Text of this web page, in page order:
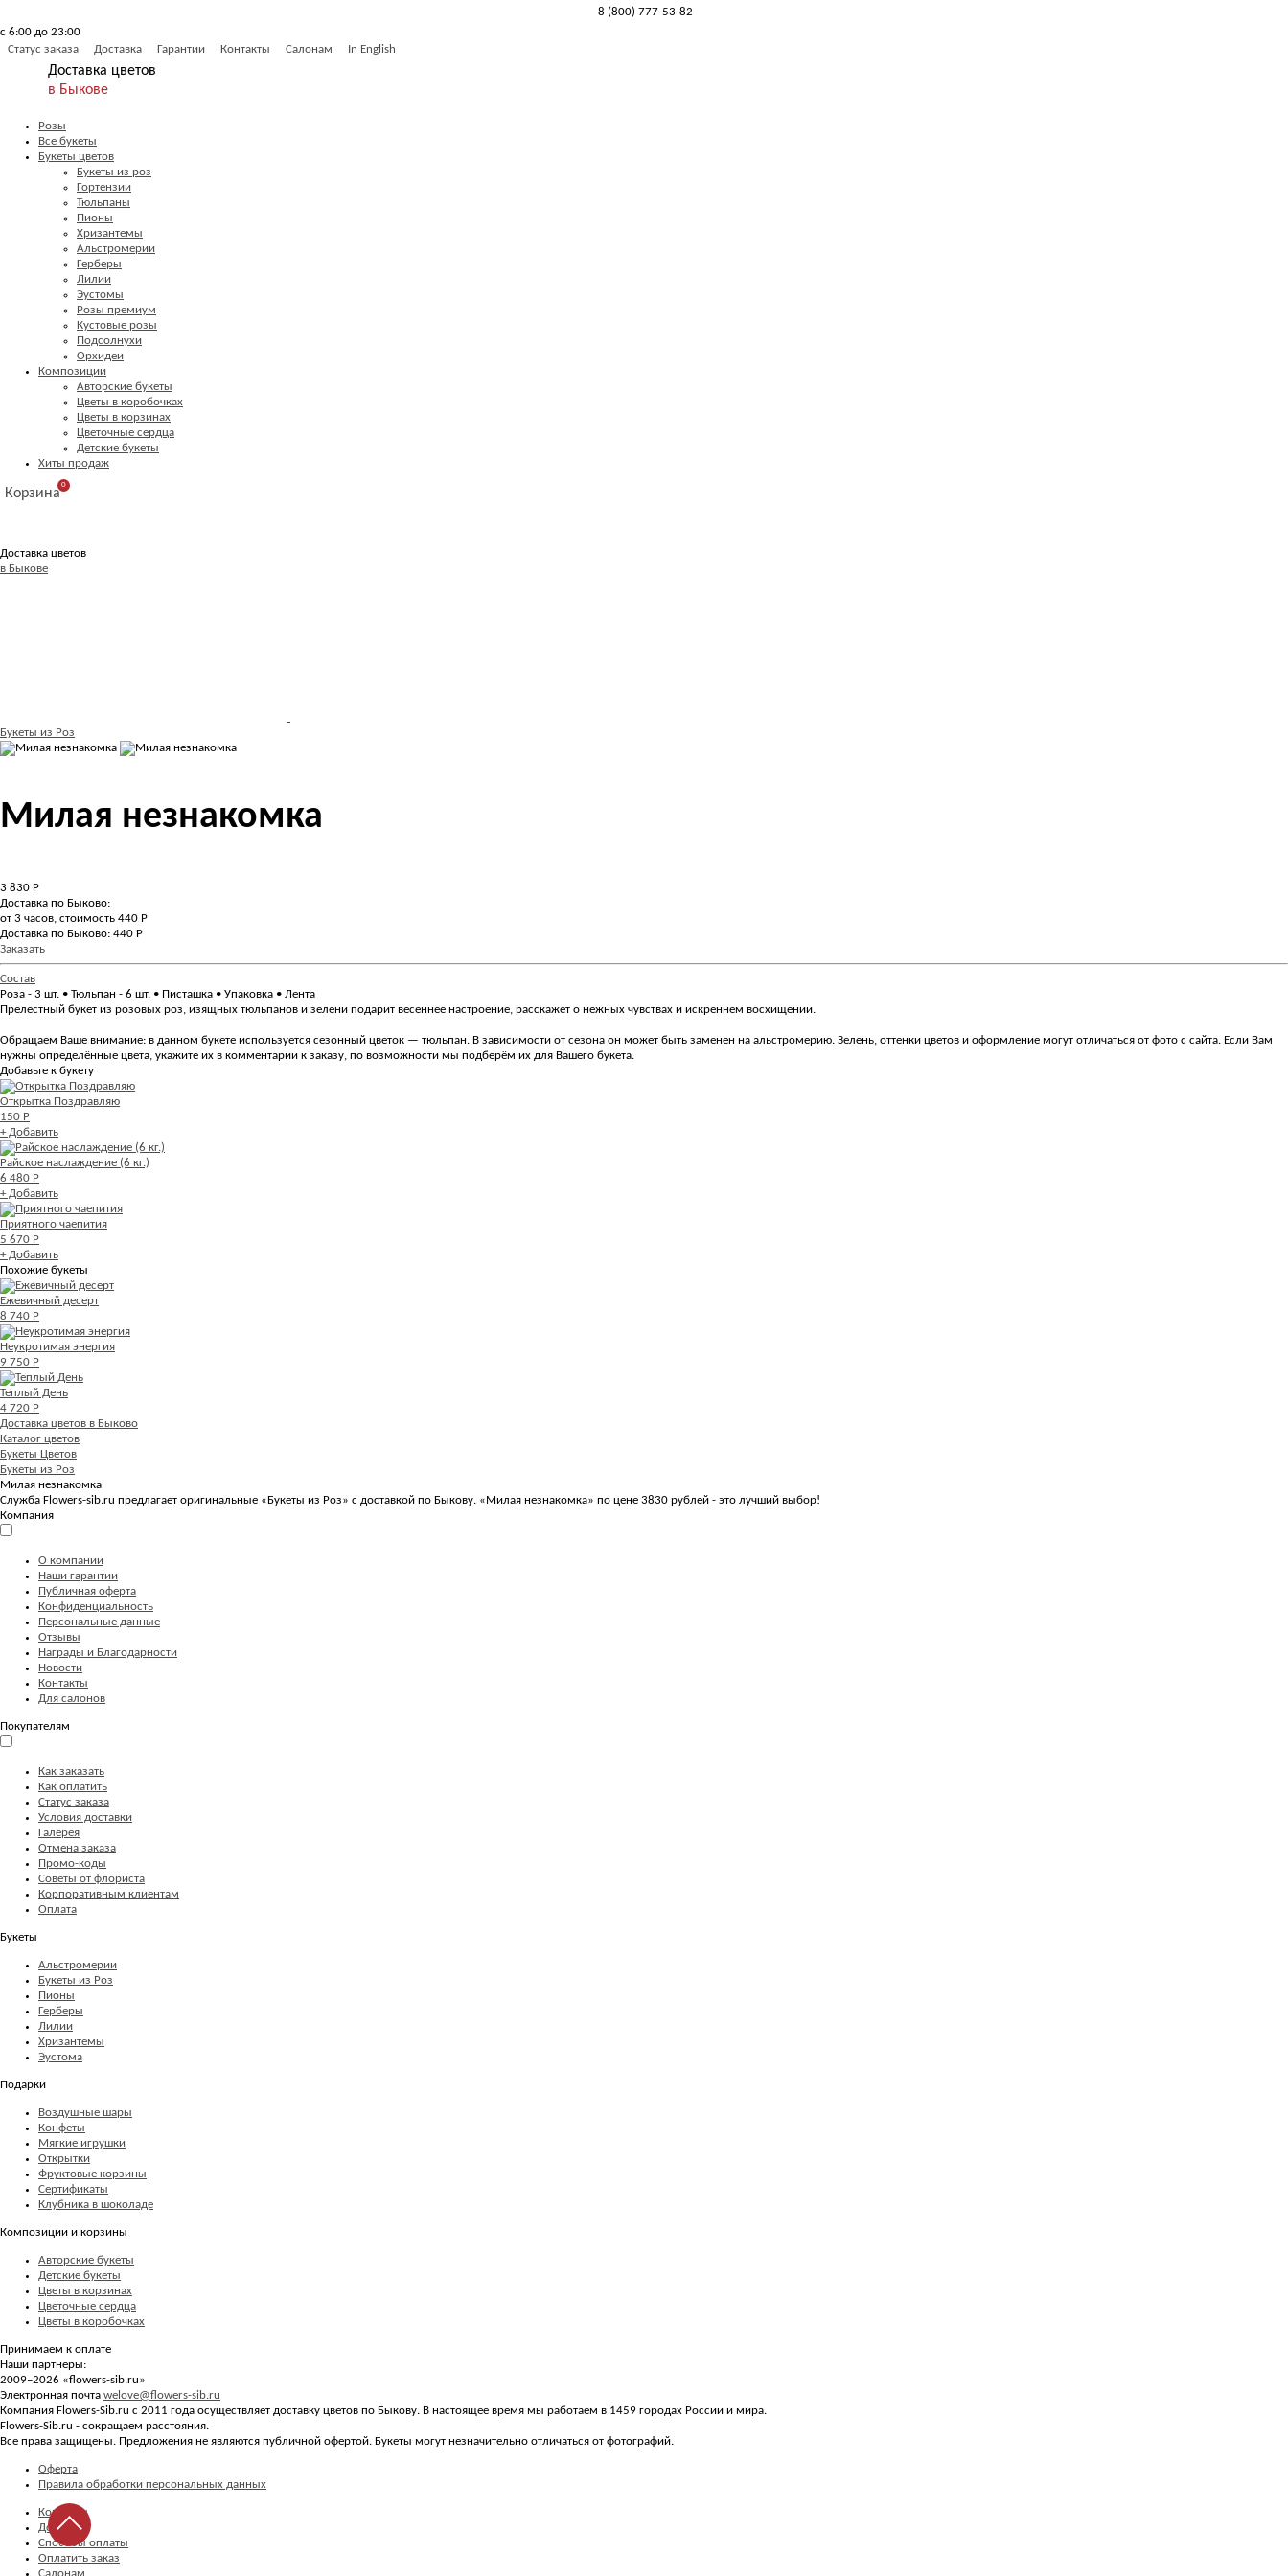
8 (800) 777-53-82
с 6:00 до 23:00
Статус заказа
Доставка Гарантии Контакты Салонам In English
Доставка цветов
в Быкове
Розы
Все букеты
Букеты цветов
Букеты из роз
Гортензии
Тюльпаны
Пионы
Хризантемы
Альстромерии
Герберы
Лилии
Эустомы
Розы премиум
Кустовые розы
Подсолнухи
Орхидеи
Композиции
Авторские букеты
Цветы в коробочках
Цветы в корзинах
Цветочные сердца
Детские букеты
Хиты продаж
Корзина
0
Доставка цветов
в Быкове
Букеты из Роз
Милая незнакомка
3 830 Р
Доставка по Быково:
от 3 часов, стоимость 440 Р
Доставка по Быково: 440 Р
Заказать
Состав
Роза - 3 шт. • Тюльпан - 6 шт. • Писташка • Упаковка • Лента
Прелестный букет из розовых роз, изящных тюльпанов и зелени подарит весеннее настроение, расскажет о нежных чувствах и искреннем восхищении.
Обращаем Ваше внимание: в данном букете используется сезонный цветок — тюльпан. В зависимости от сезона он может быть заменен на альстромерию. Зелень, оттенки цветов и оформление могут отличаться от фото с сайта. Если Вам
нужны определённые цвета, укажите их в комментарии к заказу, по возможности мы подберём их для Вашего букета.
Добавьте к букету
Открытка Поздравляю
150 Р
+ Добавить
Райское наслаждение (6 кг.)
6 480 Р
+ Добавить
Приятного чаепития
5 670 Р
+ Добавить
Похожие букеты
Ежевичный десерт
8 740 Р
Неукротимая энергия
9 750 Р
Теплый День
4 720 Р
Доставка цветов в Быково
Каталог цветов
Букеты Цветов
Букеты из Роз
Милая незнакомка
Служба Flowers-sib.ru предлагает оригинальные «Букеты из Роз» с доставкой по Быкову. «Милая незнакомка» по цене 3830 рублей - это лучший выбор!
Компания
О компании
Наши гарантии
Публичная оферта
Конфиденциальность
Персональные данные
Отзывы
Награды и Благодарности
Новости
Контакты
Для салонов
Покупателям
Как заказать
Как оплатить
Статус заказа
Условия доставки
Галерея
Отмена заказа
Промо-коды
Советы от флориста
Корпоративным клиентам
Оплата
Букеты
Альстромерии
Букеты из Роз
Пионы
Герберы
Лилии
Хризантемы
Эустома
Подарки
Воздушные шары
Конфеты
Мягкие игрушки
Открытки
Фруктовые корзины
Сертификаты
Клубника в шоколаде
Композиции и корзины
Авторские букеты
Детские букеты
Цветы в корзинах
Цветочные сердца
Цветы в коробочках
Принимаем к оплате
Наши партнеры:
2009–2026 «flowers-sib.ru»
Электронная почта welove@flowers-sib.ru
Компания Flowers-Sib.ru с 2011 года осуществляет доставку цветов по Быкову. В настоящее время мы работаем в 1459 городах России и мира.
Flowers-Sib.ru - сокращаем расстояния.
Все права защищены. Предложения не являются публичной офертой. Букеты могут незначительно отличаться от фотографий.
Оферта
Правила обработки персональных данных
Контакты
Доставка
Способы оплаты
Оплатить заказ
Салонам